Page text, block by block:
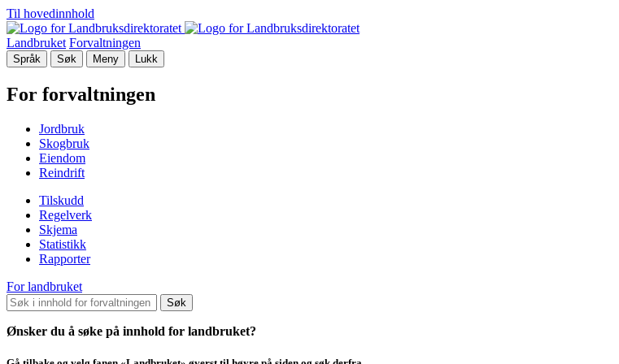
Til hovedinnhold
Landbruket Forvaltningen
Språk Søk Meny Lukk
For forvaltningen
Jordbruk
Skogbruk
Eiendom
Reindrift
Tilskudd
Regelverk
Skjema
Statistikk
Rapporter
For landbruket
Søk
Ønsker du å søke på innhold for landbruket?